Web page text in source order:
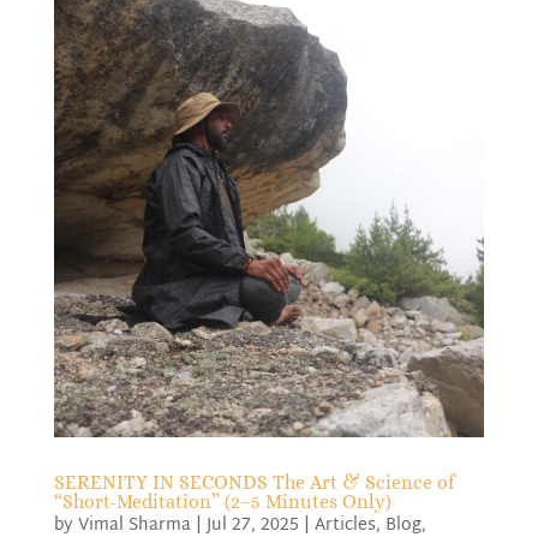
SERENITY IN SECONDS The Art & Science of
“Short-Meditation” (2–5 Minutes Only)
byVimal Sharma|Jul 27, 2025 | Articles, Blog,